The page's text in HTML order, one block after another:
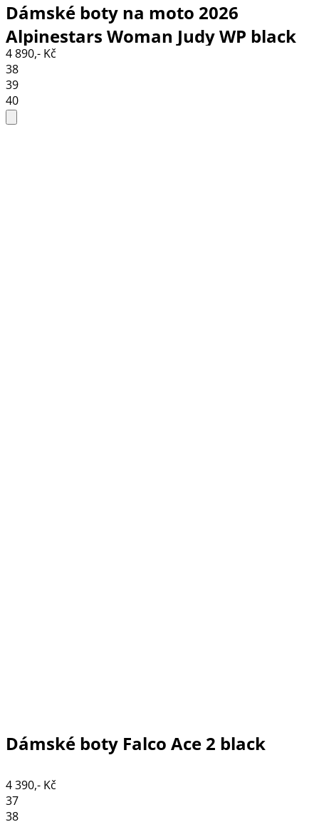
Dámské boty na moto 2026
Alpinestars Woman Judy WP black
4 890,- Kč
38
39
40
Dámské boty Falco Ace 2 black
4 390,- Kč
37
38